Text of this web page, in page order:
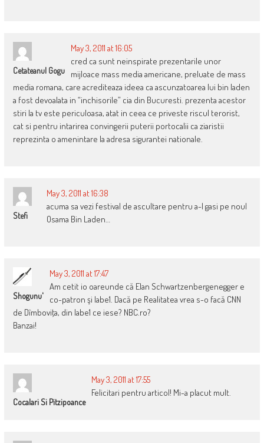
Cetateanul Gogu
May 3, 2011 at 16:05
cred ca sunt neinspirate prezentarile unor
mijloace mass media americane, preluate de mass
media romana, care acrediteaza ideea ca ascunzatoarea lui bin laden
a fost devoalata in “inchisorile” cia din Bucuresti. prezenta acestor
stiri la tv este periculoasa, atat in ceea ce priveste riscul terorist,
cat si pentru intarirea convingerii puterii portocalii ca ziaristii
reprezinta o amenintare la adresa sigurantei nationale.
Stefi
May 3, 2011 at 16:38
acuma sa vezi festival de ascultare pentru a-l gasi pe noul
Osama Bin Laden…
Shogunu'
May 3, 2011 at 17:47
Am cetit io oareunde că Elan Schwartzenbergenegger e
co-patron şi labe1. Dacă pe Realitatea vrea s-o facă CNN
de Dîmboviţa, din labe1 ce iese? NBC.ro?
Banzai!
Cocalari Si Pitzipoance
May 3, 2011 at 17:55
Felicitari pentru articol! Mi-a placut mult.